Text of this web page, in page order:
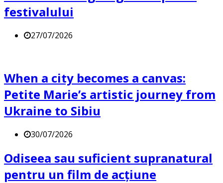
festivalului
27/07/2026
When a city becomes a canvas:
Petite Marie’s artistic journey from
Ukraine to Sibiu
30/07/2026
Odiseea sau suficient supranatural
pentru un film de acțiune